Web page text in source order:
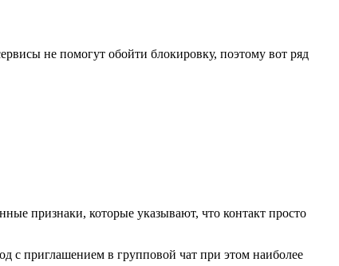
не помогут обойти блокировку, поэтому вот ряд
признаки, которые указывают, что контакт просто
с приглашением в групповой чат при этом наиболее